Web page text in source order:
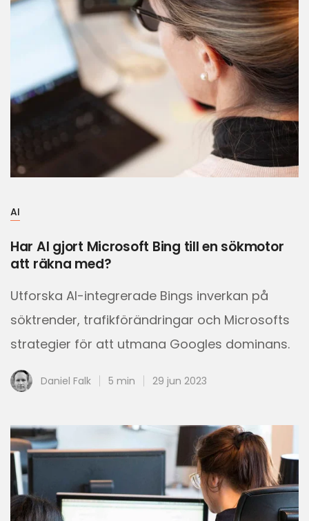
AI
Har AI gjort Microsoft Bing till en sökmotor
att räkna med?
Utforska AI-integrerade Bings inverkan på
söktrender, trafikförändringar och Microsofts
strategier för att utmana Googles dominans.
Daniel Falk 5 min 29 jun 2023